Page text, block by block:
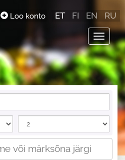
Toggle
Loo konto ET FI EN RU